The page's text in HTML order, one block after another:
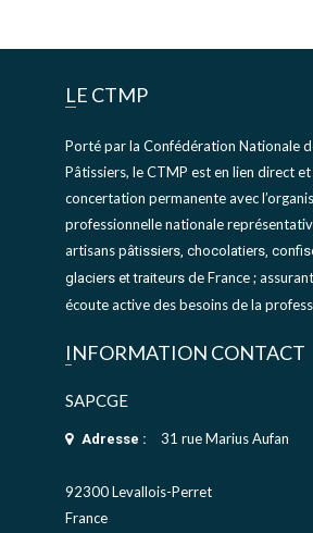
LE CTMP
Porté par la Confédération Nationale
Pâtissiers, le CTMP est en lien direct et
concertation permanente avec
professionnelle nationale
artisans pâtissiers, chocolatiers,
glaciers et traiteurs de France ;
écoute active des besoins de la
INFORMATION CONTACT
SAPCGE
Adresse : 31 rue Marius Aufan
92300 Levallois-Perret
France